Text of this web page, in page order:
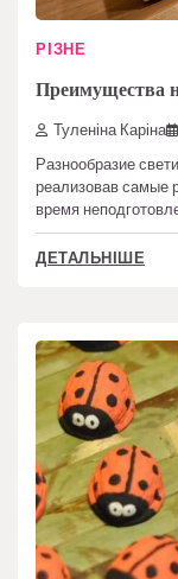
РІЗНЕ
Преимущества
Туленіна Каріна
Разнообразие
реализовав самые
время
ДЕТАЛЬНІШЕ